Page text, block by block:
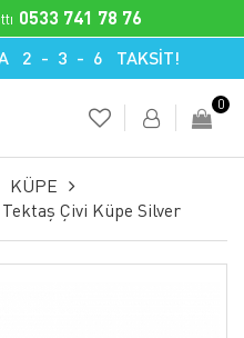
2 - 3 - 6 TAKSİT!
0533 741 78 76
0
KÜPE
Çivi Küpe Silver